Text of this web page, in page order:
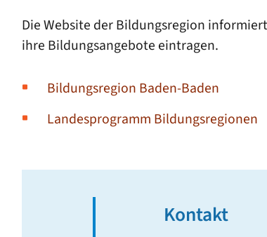
Die Website der Bildungsregion
ihre Bildungsangebote eintragen.
Bildungsregion Baden-Baden
Landesprogramm Bildungsregionen
Kontakt